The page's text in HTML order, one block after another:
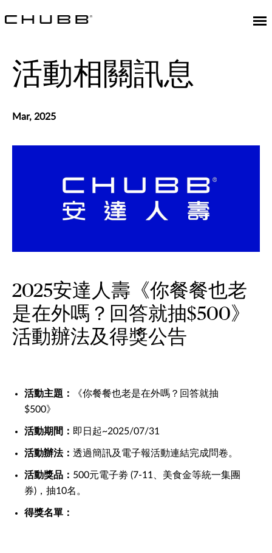
活動相關訊息
Mar, 2025
2025安達人壽《你餐餐也老
是在外嗎？回答就抽$500》
活動辦法及得獎公告
活動主題：
《你餐餐也老是在外嗎？回答就抽
$500》
活動期間： 即日起~2025/07/31
活動辦法： 透過簡訊及電子報活動連結完成問卷。
活動獎品： 500元電子劵 (7-11、美食金等統一集團
券)，抽10名。
得獎名單：